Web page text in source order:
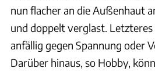
nun flacher an die Außenhaut
und doppelt verglast.
anfällig gegen Spannung oder
Darüber hinaus, so Hobby,